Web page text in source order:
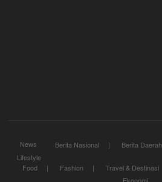
News Berita Nasional Berita Daerah
Lifestyle
Food
Fashion Travel & Destinasi
Ekonomi